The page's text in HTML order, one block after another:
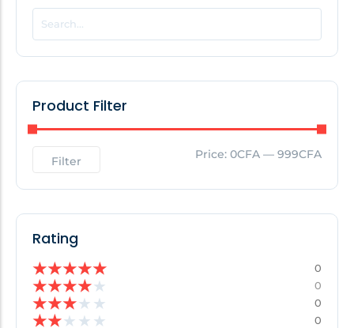
POPULAR THIS WEEK
No Posts Found!
No Posts Found!
Product Filter
Filter Price: 0CFA — 999CFA
Rating
★★★★★ 0
★★★★★ 0
★★★★ ★ 0
★★★ ★ ★ 0